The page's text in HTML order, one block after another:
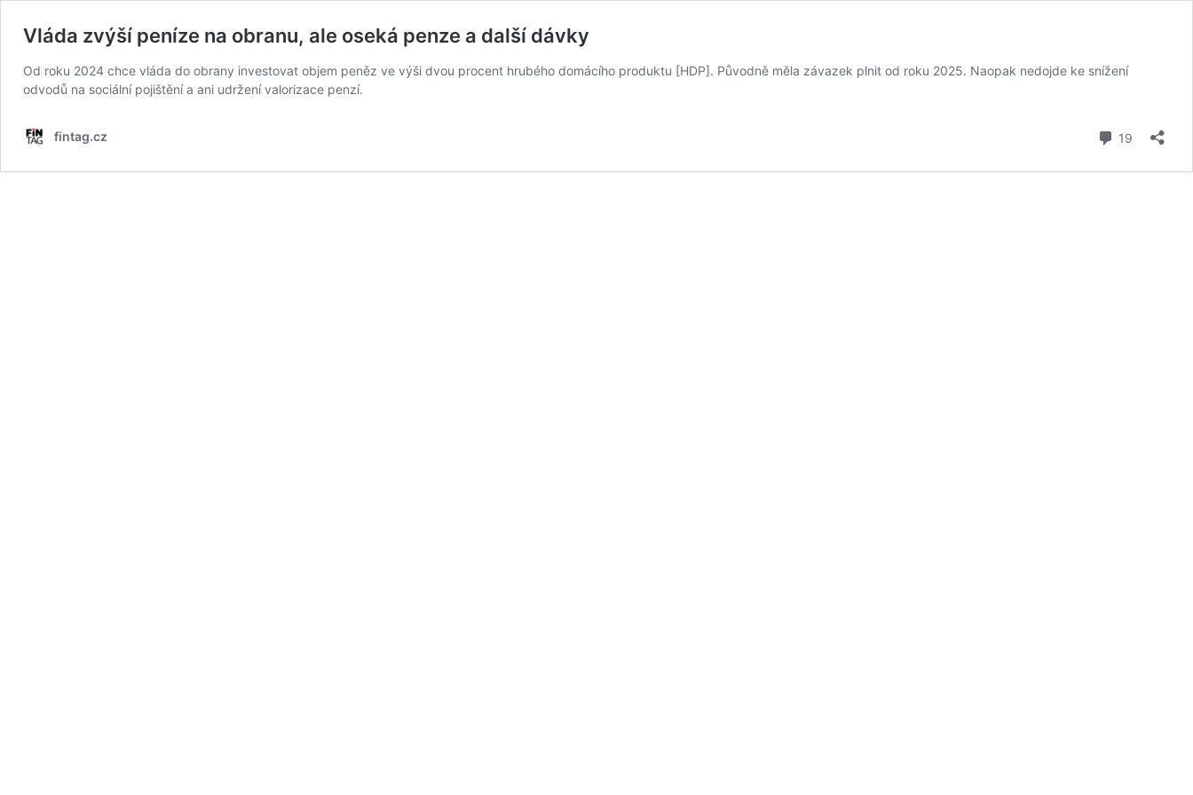
Vláda zvýší peníze na obranu, ale oseká penze a další dávky
Od roku 2024 chce vláda do obrany investovat objem peněz ve výši dvou procent hrubého domácího produktu [HDP]. Původně měla závazek plnit od roku 2025. Naopak nedojde ke snížení
odvodů na sociální pojištění a ani udržení valorizace penzí.
fintag.cz 19 komentářů